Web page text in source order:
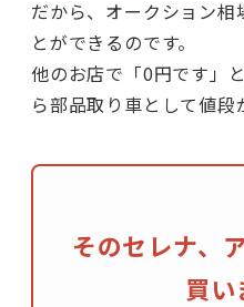
だから、オークション
とができるのです。
他のお店で「0円です」
ら部品取り車として値段
そのセレナ、
買い